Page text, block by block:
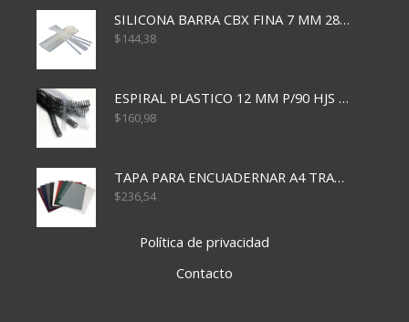
SILICONA BARRA CBX FINA 7 MM 28 CM
$144,38
ESPIRAL PLASTICO 12 MM P/90 HJS X50X1500
$160,98
TAPA PARA ENCUADERNAR A4 TRANSP x50x500
$236,54
Política de privacidad
Contacto